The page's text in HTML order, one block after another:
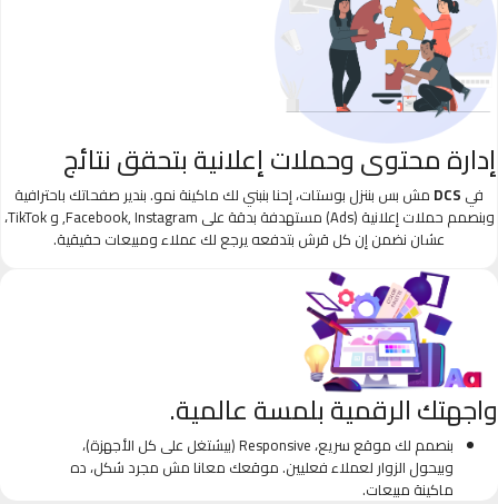
إدارة محتوى وحملات إعلانية بتحقق نتائج
في DCS مش بس بننزل بوستات، إحنا بنبني لك ماكينة نمو. بندير صفحاتك باحترافية
وبنصمم حملات إعلانية (Ads) مستهدفة بدقة على Facebook, Instagram, و TikTok،
عشان نضمن إن كل قرش بتدفعه يرجع لك عملاء ومبيعات حقيقية.
واجهتك الرقمية بلمسة عالمية.
بنصمم لك موقع سريع، Responsive (بيشتغل على كل الأجهزة)،
وبيحول الزوار لعملاء فعليين. موقعك معانا مش مجرد شكل، ده
ماكينة مبيعات.